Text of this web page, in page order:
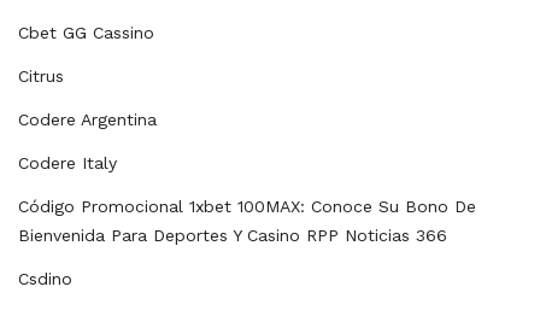
Cbet GG Cassino
Citrus
Codere Argentina
Codere Italy
Código Promocional 1xbet 100MAX: Conoce Su Bono De
Bienvenida Para Deportes Y Casino RPP Noticias 366
Csdino